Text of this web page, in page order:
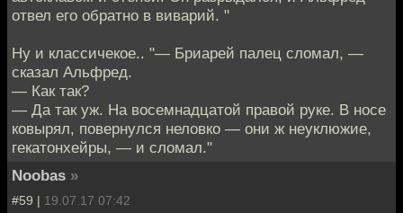
отвел его обратно в виварий. "
Ну и классичекое.. "— Бриарей палец сломал, —
сказал Альфред.
— Как так?
— Да так уж. На восемнадцатой правой руке. В носе
ковырял, повернулся неловко — они ж неуклюжие,
гекатонхейры, — и сломал."
Noobas »
#59 | 19.07.17 07:42